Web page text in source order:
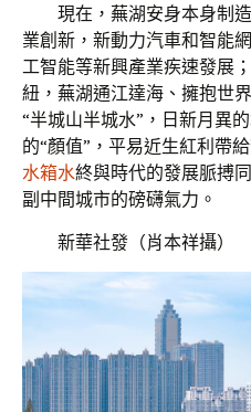
現在，蕪湖安身本身制
業創新，新動力汽車和智能
工智能等新興產業疾速發展
紐，蕪湖通江達海、擁抱世
“半城山半城水”，日新月異
的“顏值”，平易近生紅利帶
水箱水終與時代的發展脈搏
副中間城市的磅礴氣力。
新華社發（肖本祥攝）